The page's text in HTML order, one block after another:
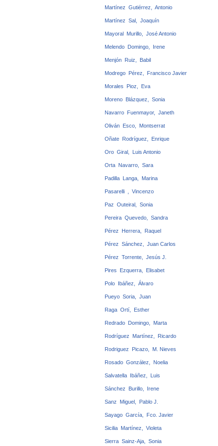
Martínez Gutiérrez, Antonio
Martínez Sal, Joaquín
Mayoral Murillo, José Antonio
Melendo Domingo, Irene
Menjón Ruiz, Babil
Modrego Pérez, Francisco Javier
Morales Pioz, Eva
Moreno Blázquez, Sonia
Navarro Fuenmayor, Janeth
Oliván Esco, Montserrat
Oñate Rodríguez, Enrique
Oro Giral, Luis Antonio
Orta Navarro, Sara
Padilla Langa, Marina
Pasarelli , Vincenzo
Paz Outeiral, Sonia
Pereira Quevedo, Sandra
Pérez Herrera, Raquel
Pérez Sánchez, Juan Carlos
Pérez Torrente, Jesús J.
Pires Ezquerra, Elisabet
Polo Ibáñez, Álvaro
Pueyo Soria, Juan
Raga Ortí, Esther
Redrado Domingo, Marta
Rodríguez Martínez, Ricardo
Rodriguez Picazo, M. Nieves
Rosado González, Noelia
Salvatella Ibáñez, Luis
Sánchez Burillo, Irene
Sanz Miguel, Pablo J.
Sayago García, Fco. Javier
Sicilia Martínez, Violeta
Sierra Sainz-Aja, Sonia